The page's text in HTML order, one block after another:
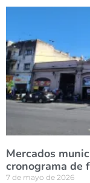
Mercados
cronograma de
7 de mayo de 2026